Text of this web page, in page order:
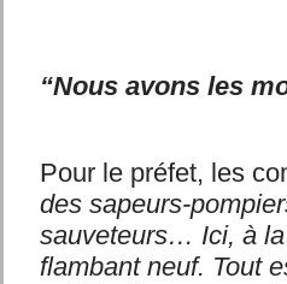
“Nous avons les
Pour le préfet, les
des sapeurs-
sauveteurs… Ici, à la
flambant neuf. Tout